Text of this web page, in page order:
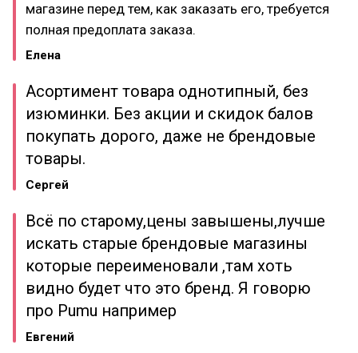
магазине перед тем, как заказать его, требуется
полная предоплата заказа.
Елена
Асортимент товара однотипный, без
изюминки. Без акции и скидок балов
покупать дорого, даже не брендовые
товары.
Сергей
Всё по старому,цены завышены,лучше
искать старые брендовые магазины
которые переименовали ,там хоть
видно будет что это бренд. Я говорю
про Pumu например
Евгений